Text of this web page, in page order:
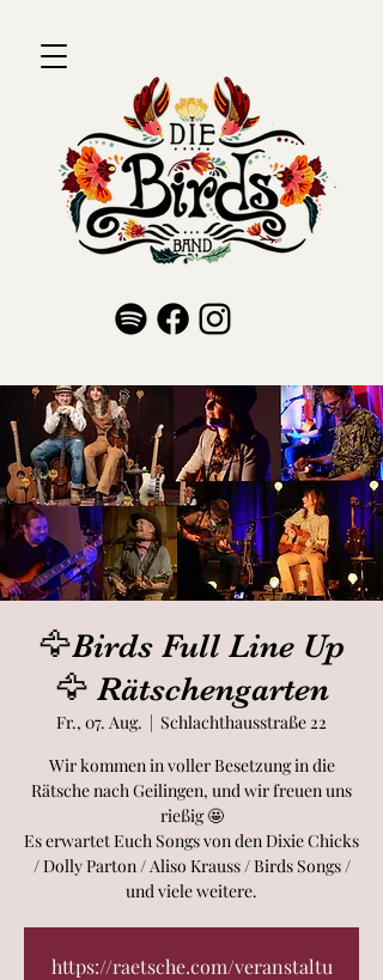
🦅Birds Full Line Up
🦅 Rätschengarten
Fr., 07. Aug.
  |
Schlachthausstraße 22
Wir kommen in voller Besetzung in die
Rätsche nach Geilingen, und wir freuen uns
rießig 🤩
Es erwartet Euch Songs von den Dixie Chicks
/ Dolly Parton / Aliso Krauss / Birds Songs /
und viele weitere.
https://raetsche.com/veranstaltu